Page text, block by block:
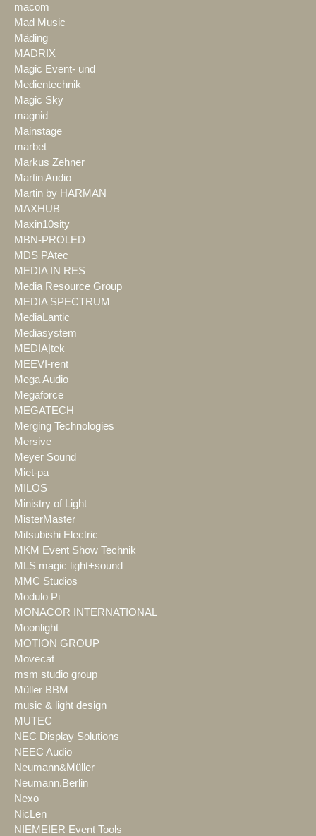
macom
Mad Music
Mäding
MADRIX
Magic Event- und
Medientechnik
Magic Sky
magnid
Mainstage
marbet
Markus Zehner
Martin Audio
Martin by HARMAN
MAXHUB
Maxin10sity
MBN-PROLED
MDS PAtec
MEDIA IN RES
Media Resource Group
MEDIA SPECTRUM
MediaLantic
Mediasystem
MEDIA|tek
MEEVI-rent
Mega Audio
Megaforce
MEGATECH
Merging Technologies
Mersive
Meyer Sound
Miet-pa
MILOS
Ministry of Light
MisterMaster
Mitsubishi Electric
MKM Event Show Technik
MLS magic light+sound
MMC Studios
Modulo Pi
MONACOR INTERNATIONAL
Moonlight
MOTION GROUP
Movecat
msm studio group
Müller BBM
music & light design
MUTEC
NEC Display Solutions
NEEC Audio
Neumann&Müller
Neumann.Berlin
Nexo
NicLen
NIEMEIER Event Tools